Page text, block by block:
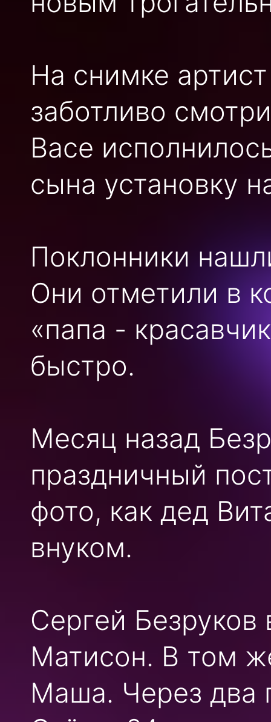
На снимке
заботливо
Васе
сына установку
Поклонники
Они отметили в
«папа -
быстро.
Месяц назад
праздничный
фото, как дед
внуком.
Сергей
Матисон. В том
Маша. Через два